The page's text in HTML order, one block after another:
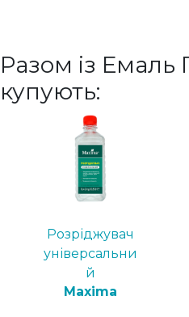
Разом із Емаль
купують:
Розріджувач
універсальни
й
Maxima